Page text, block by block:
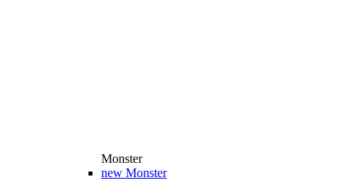
Monster
new Monster